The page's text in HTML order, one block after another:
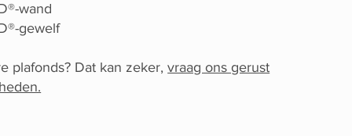
wand
gewelf
plafonds? Dat kan zeker,vraag ons gerust